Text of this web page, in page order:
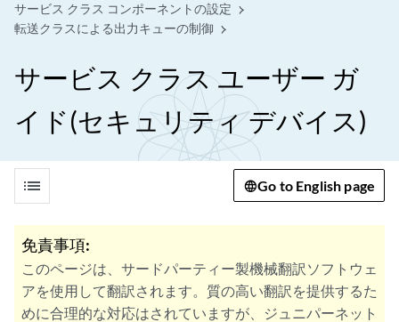
サービス クラス コンポーネントの設定
転送クラスによる出力キューの制御
サービス クラス ユーザー ガ
イド(セキュリティ デバイス)
list Go to English page
免責事項:
このページは、サードパーティー製機械翻訳ソフトウェ
アを使用して翻訳されます。質の高い翻訳を提供するた
めに合理的な対応はされていますが、ジュニパーネット